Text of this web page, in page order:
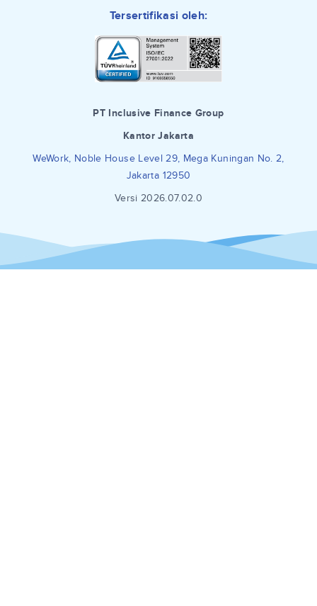
Tersertifikasi oleh:
PT Inclusive Finance Group
Kantor Jakarta
WeWork, Noble House Level 29, Mega Kuningan No. 2,
Jakarta 12950
Versi 2026.07.02.0